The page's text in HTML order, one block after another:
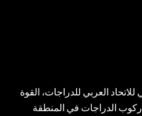
العربي للدراجات، القوة
ركوب الدراجات في المنطقة